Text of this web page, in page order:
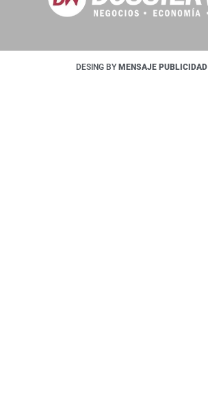
DESING BY MENSAJE PUBLICIDAD